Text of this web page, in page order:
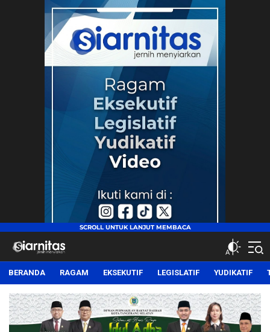
siarnitas
Jernih Menyiarkan
BERANDA RAGAM EKSEKUTIF LEGISLATIF YUDIKATIF